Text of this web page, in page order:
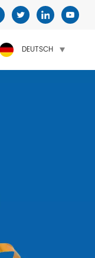
DEUTSCH